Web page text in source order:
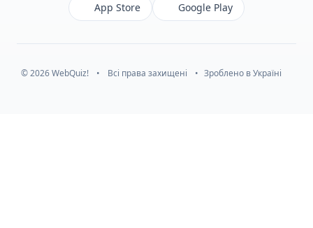
App Store Google Play
© 2026 WebQuiz! • Всі права захищені • Зроблено в Україні